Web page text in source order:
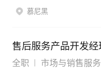
慕尼黑
全职 市场与销售服务